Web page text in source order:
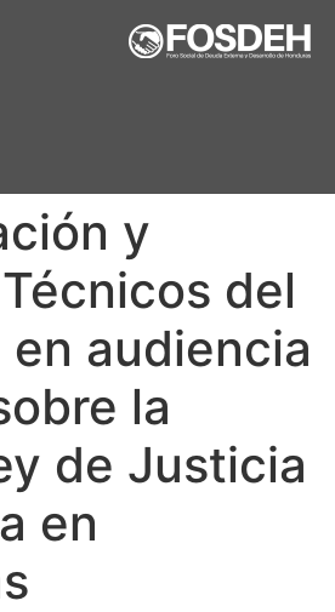
y
del
en audiencia
la
de Justicia
en